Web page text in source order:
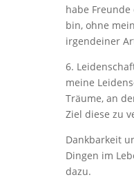
habe
bin, ohne
irgendeiner
6.
meine
Träume, an
Ziel diese zu
Dankbarkeit
Dingen im
dazu.